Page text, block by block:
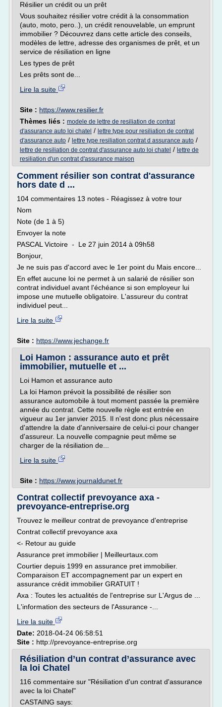
Résilier un crédit ou un prêt
Vous souhaitez résilier votre crédit à la consommation
(auto, moto, pero..), un crédit renouvelable, un emprunt
immobilier ? Découvrez dans cette article des conseils,
modèles de lettre, adresse des organismes de prêt, et un
service de résiliation en ligne
Les types de prêt
Les prêts sont de...
Lire la suite
Site : https://www.resilier.fr
Thèmes liés : modele de lettre de resiliation de contrat
d'assurance auto loi chatel / lettre type pour resiliation de contrat
d'assurance auto / lettre type resiliation contrat d assurance auto /
lettre de resiliation de contrat d'assurance auto loi chatel / lettre de
resiliation d'un contrat d'assurance maison
Comment résilier son contrat d'assurance
hors date d ...
104 commentaires 13 notes - Réagissez à votre tour
Nom
Note (de 1 à 5)
Envoyer la note
PASCAL Victoire - Le 27 juin 2014 à 09h58
Bonjour,
Je ne suis pas d'accord avec le 1er point du Mais encore...
En effet aucune loi ne permet à un salarié de résilier son
contrat individuel avant l'échéance si son employeur lui
impose une mutuelle obligatoire. L'assureur du contrat
individuel peut...
Lire la suite
Site : https://www.jechange.fr
Loi Hamon : assurance auto et prêt
immobilier, mutuelle et ...
Loi Hamon et assurance auto
La loi Hamon prévoit la possibilité de résilier son
assurance automobile à tout moment passée la première
année du contrat. Cette nouvelle règle est entrée en
vigueur au 1er janvier 2015. Il n'est donc plus nécessaire
d'attendre la date d'anniversaire de celui-ci pour changer
d'assureur. La nouvelle compagnie peut même se
charger de la résiliation de...
Lire la suite
Site : https://www.journaldunet.fr
Contrat collectif prevoyance axa -
prevoyance-entreprise.org
Trouvez le meilleur contrat de prevoyance d'entreprise
Contrat collectif prevoyance axa
<- Retour au guide
Assurance pret immobilier | Meilleurtaux.com
Courtier depuis 1999 en assurance pret immobilier.
Comparaison ET accompagnement par un expert en
assurance crédit immobilier GRATUIT !
Axa : Toutes les actualités de l'entreprise sur L'Argus de ...
L'information des secteurs de l'Assurance -...
Lire la suite
Date: 2018-04-24 06:58:51
Site : http://prevoyance-entreprise.org
Résiliation d’un contrat d’assurance avec
la loi Chatel
116 commentaire sur "Résiliation d'un contrat d'assurance
avec la loi Chatel"
CASTAING says: